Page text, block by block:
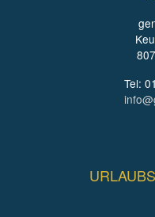
Tel: